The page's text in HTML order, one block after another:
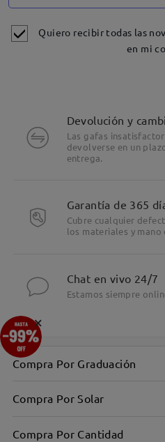
Quiero recibir todas las
en mi
Devolución y
Las gafas
devolverse en un
entrega.
Garantía de 365
Cubre cualquier
los materiales y
Chat en vivo 24/7
Estamos siempre
Compra Por Graduación
Compra Por Solar
Compra Por Cantidad
×